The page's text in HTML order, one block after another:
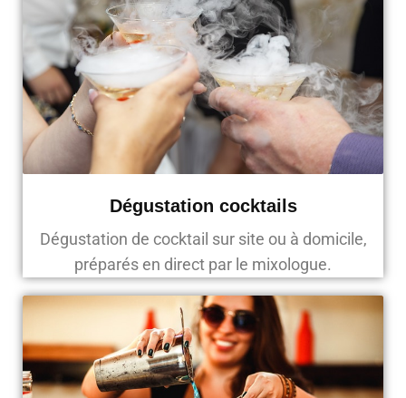
Dégustation cocktails
Dégustation de cocktail sur site ou à domicile,
préparés en direct par le mixologue.